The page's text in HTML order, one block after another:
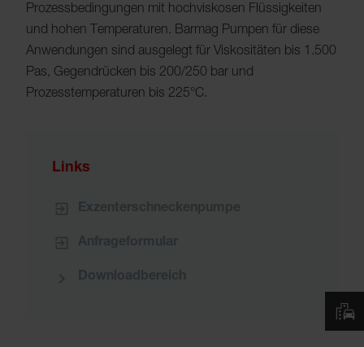
Prozessbedingungen mit hochviskosen Flüssigkeiten
und hohen Temperaturen. Barmag Pumpen für diese
Anwendungen sind ausgelegt für Viskositäten bis 1.500
Pas, Gegendrücken bis 200/250 bar und
Prozesstemperaturen bis 225°C.
Links